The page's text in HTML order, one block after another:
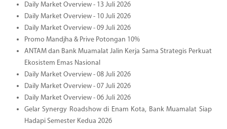
Daily Market Overview - 13 Juli 2026
Daily Market Overview - 10 Juli 2026
Daily Market Overview - 09 Juli 2026
Promo Mandjha & Prive Potongan 10%
ANTAM dan Bank Muamalat Jalin Kerja Sama Strategis Perkuat
Ekosistem Emas Nasional
Daily Market Overview - 08 Juli 2026
Daily Market Overview - 07 Juli 2026
Daily Market Overview - 06 Juli 2026
Gelar Synergy Roadshow di Enam Kota, Bank Muamalat Siap
Hadapi Semester Kedua 2026